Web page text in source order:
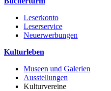
Leserkonto
Leserservice
Neuerwerbungen
Kulturleben
Museen und Galerien
Ausstellungen
Kulturvereine